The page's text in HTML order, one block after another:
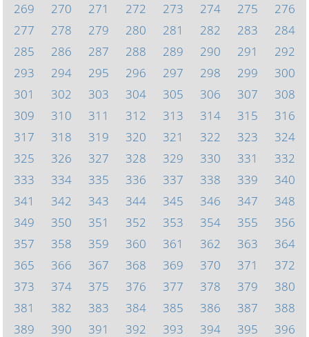
269
270 271 272 273 274 275
276
277
278 279 280 281 282 283
284
285
286 287 288 289 290 291
292
293
294 295 296 297 298 299
300
301
302 303 304 305 306 307
308
309
310 311 312 313 314 315
316
317
318 319 320 321 322 323
324
325
326 327 328 329 330 331
332
333
334 335 336 337 338 339
340
341
342 343 344 345 346 347
348
349
350 351 352 353 354 355
356
357
358 359 360 361 362 363
364
365
366 367 368 369 370 371
372
373
374 375 376 377 378 379
380
381
382 383 384 385 386 387
388
389
390 391 392 393 394 395 396